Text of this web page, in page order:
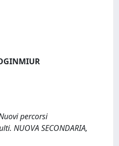
percorsi
NUOVA SECONDARIA,